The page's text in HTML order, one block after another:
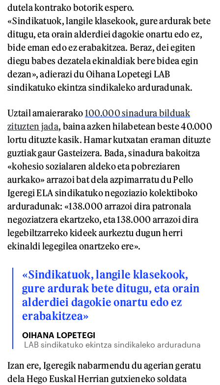
dutela kontrako botorik espero.
«Sindikatuok, langile klasekook, gure ardurak bete
ditugu, eta orain alderdiei dagokie onartu edo ez,
bide eman edo ez erabakitzea. Beraz, dei egiten
diegu babes dezatela ekinaldiak bere bidea egin
dezan», adierazi du Oihana Lopetegi LAB
sindikatuko ekintza sindikaleko arduradunak.
Uztail amaierarako100.000 sinadura bilduak
zituzten jada, baina azken hilabetean beste 40.000
lortu dituzte kasik. Hamar kutxatan eraman dituzte
guztiak gaur Gasteizera. Bada, sinadura bakoitza
«kohesio sozialaren aldeko eta pobreziaren
aurkako» arrazoi bat dela azpimarratu du Pello
Igeregi ELA sindikatuko negoziazio kolektiboko
arduradunak: «138.000 arrazoi dira patronala
negoziatzera ekartzeko, eta 138.000 arrazoi dira
legebiltzarreko kideek aurkeztu dugun herri
ekinaldi legegilea onartzeko ere».
«Sindikatuok, langile klasekook,
gure ardurak bete ditugu, eta orain
alderdiei dagokie onartu edo ez
erabakitzea»
OIHANA LOPETEGI
LAB sindikatuko ekintza sindikaleko arduraduna
Izan ere, Igeregik nabarmendu du agerian geratu
dela Hego Euskal Herrian gutxieneko soldata